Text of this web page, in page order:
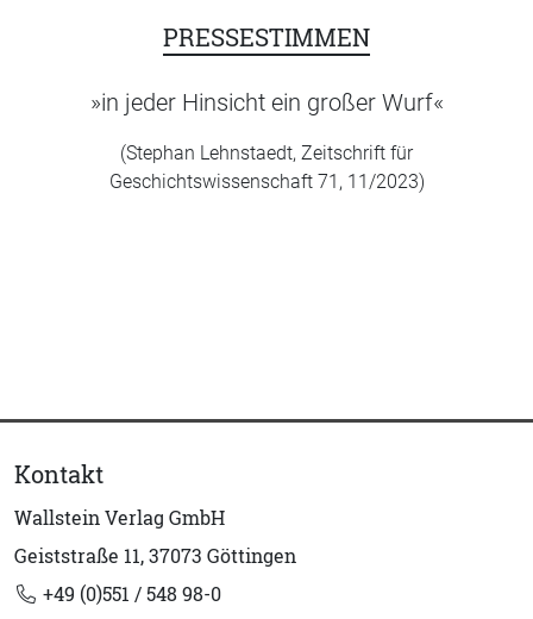
PRESSESTIMMEN
»in jeder Hinsicht ein großer Wurf«
(Stephan Lehnstaedt, Zeitschrift für
Geschichtswissenschaft 71, 11/2023)
Kontakt
Wallstein Verlag GmbH
Geiststraße 11, 37073 Göttingen
+49 (0)551 / 548 98-0